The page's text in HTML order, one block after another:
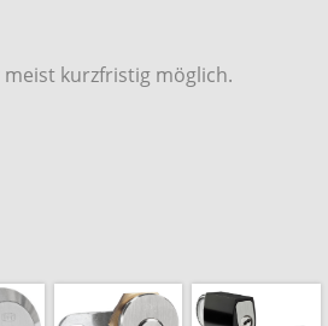
kurzfristig möglich.